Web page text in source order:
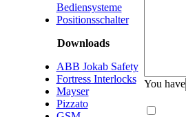
Bediensysteme
Positionsschalter
Downloads
ABB Jokab Safety
Fortress Interlocks
Mayser
Pizzato
You have